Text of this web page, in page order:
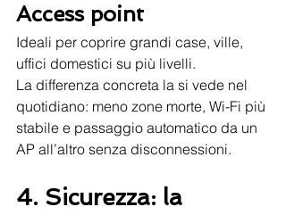
Access point
Ideali per coprire grandi case, ville,
uffici domestici su più livelli.
La differenza concreta la si vede nel
quotidiano: meno zone morte, Wi-Fi più
stabile e passaggio automatico da un
AP all’altro senza disconnessioni.
4. Sicurezza: la